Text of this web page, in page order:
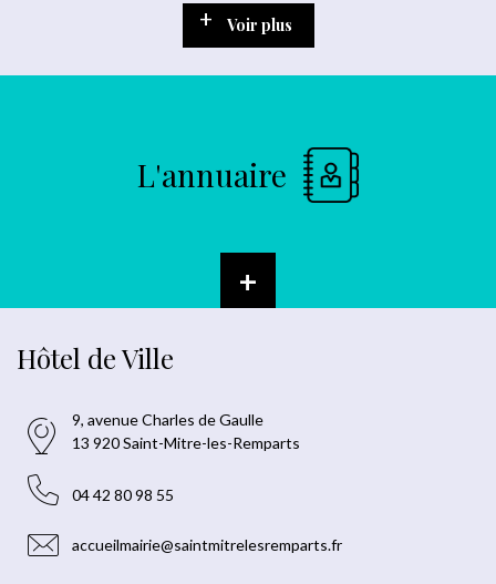
Voir plus
L'annuaire
+
Hôtel de Ville
9, avenue Charles de Gaulle
13 920 Saint-Mitre-les-Remparts
04 42 80 98 55
accueilmairie@saintmitrelesremparts.fr